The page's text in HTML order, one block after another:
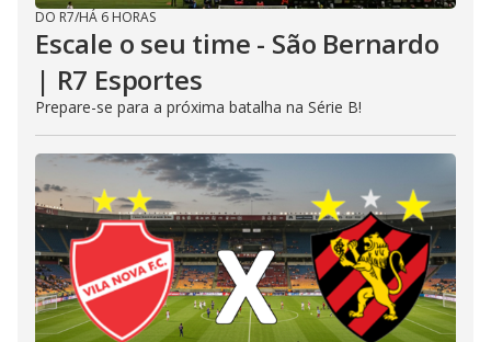
DO R7/HÁ 6 HORAS
Escale o seu time - São Bernardo
| R7 Esportes
Prepare-se para a próxima batalha na Série B!